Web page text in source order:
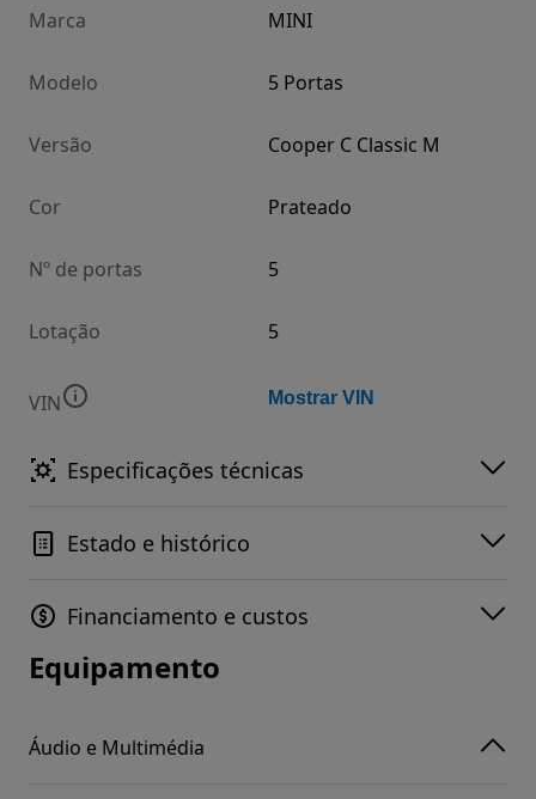
Marca MINI
Modelo 5 Portas
Versão Cooper C Classic M
Cor Prateado
Nº de portas 5
Lotação 5
VIN Mostrar VIN
Especificações técnicas
Estado e histórico
Financiamento e custos
Equipamento
Áudio e Multimédia